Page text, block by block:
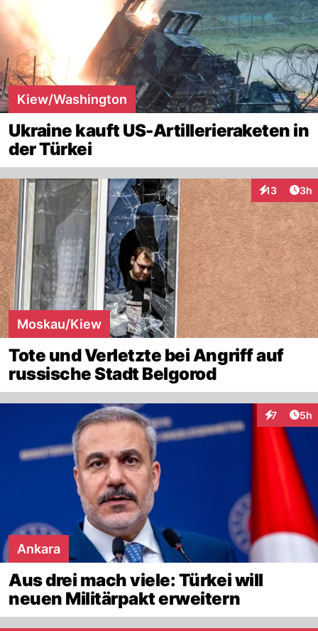
Kiew/Washington
Ukraine kauft US-Artillerieraketen in
der Türkei
13
Interaktionen
3h
Moskau/Kiew
Tote und Verletzte bei Angriff auf
russische Stadt Belgorod
7 5h
Ankara
Aus drei mach viele: Türkei will
neuen Militärpakt erweitern